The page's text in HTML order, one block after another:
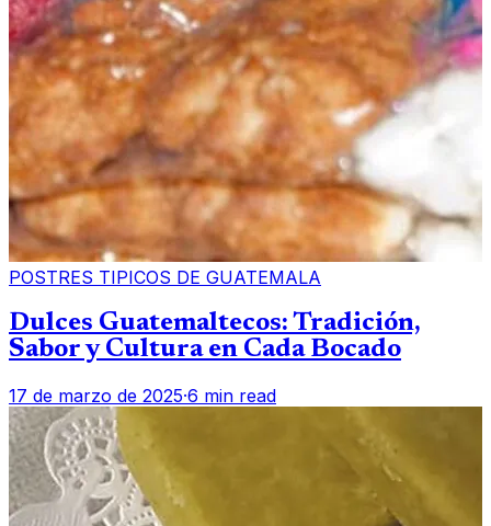
POSTRES TIPICOS DE GUATEMALA
Dulces Guatemaltecos: Tradición,
Sabor y Cultura en Cada Bocado
17 de marzo de 2025·6 min read